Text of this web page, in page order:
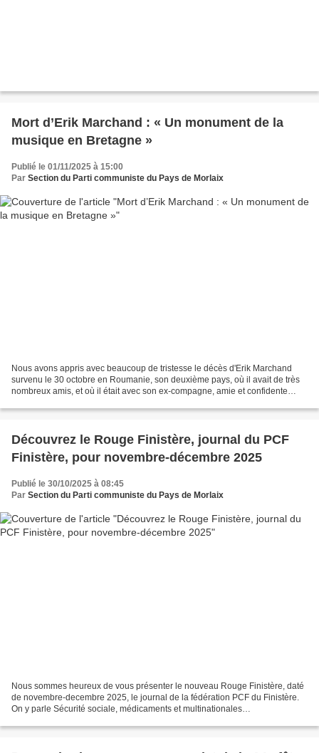
Mort d’Erik Marchand : « Un monument de la
musique en Bretagne »
Publié le 01/11/2025 à 15:00
Par Section du Parti communiste du Pays de Morlaix
Nous avons appris avec beaucoup de tristesse le décès d'Erik Marchand
survenu le 30 octobre en Roumanie, son deuxième pays, où il avait de très
nombreux amis, et où il était avec son ex-compagne, amie et confidente
Découvrez le Rouge Finistère, journal du PCF
Finistère, pour novembre-décembre 2025
Publié le 30/10/2025 à 08:45
Par Section du Parti communiste du Pays de Morlaix
Nous sommes heureux de vous présenter le nouveau Rouge Finistère, daté
de novembre-decembre 2025, le journal de la fédération PCF du Finistère.
On y parle Sécurité sociale, médicaments et multinationales